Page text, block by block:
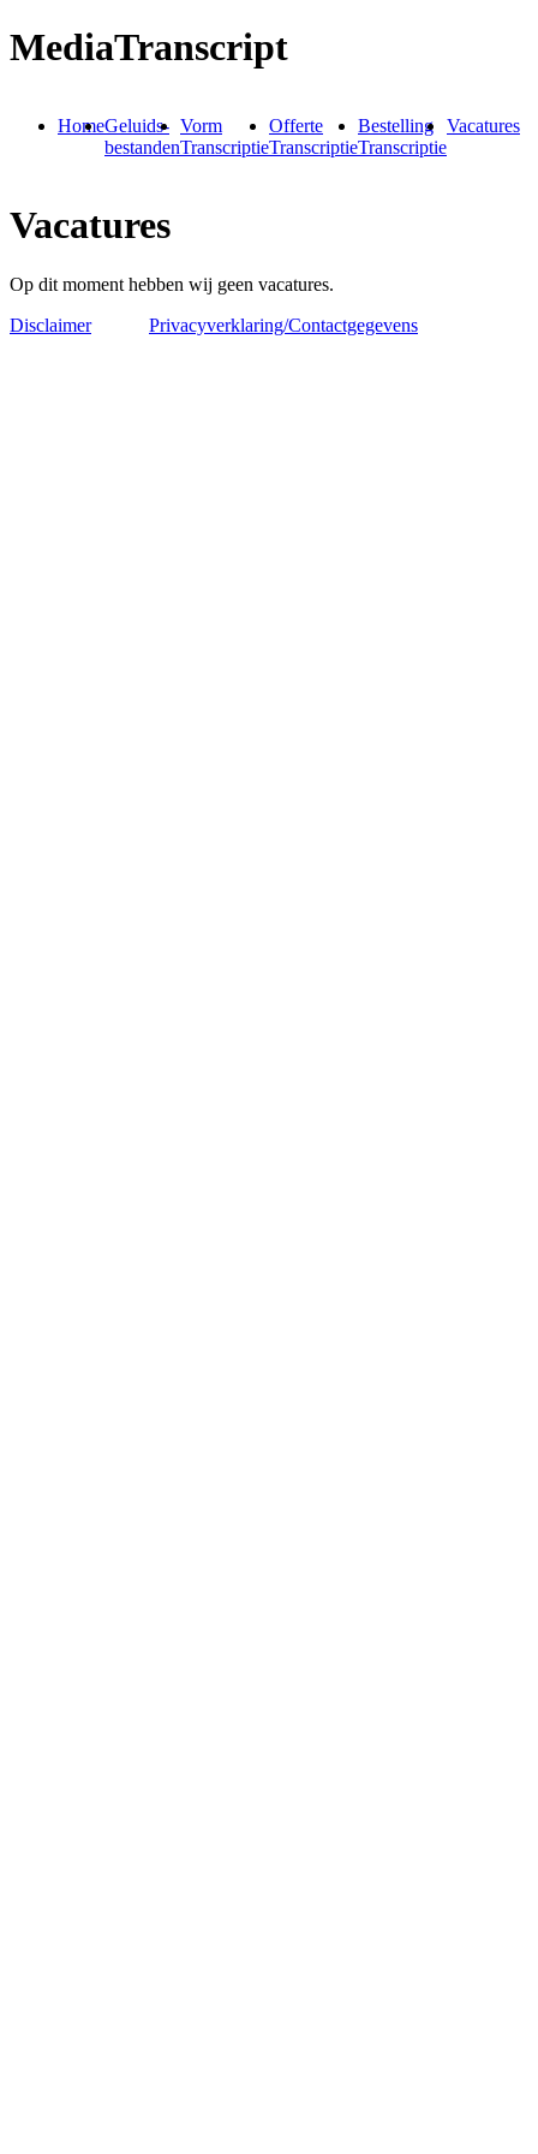
MediaTranscript
HomeGeluids-
bestanden
Vorm
Transcriptie
Offerte
Transcriptie
Bestelling
Transcriptie
Vacatures
Vacatures
Op dit moment hebben wij geen vacatures.
Disclaimer
Privacyverklaring/Contactgegevens